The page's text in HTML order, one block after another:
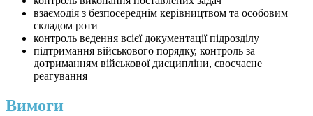
взаємодія з безпосереднім керівництвом та особовим
складом роти
контроль ведення всієї документації підрозділу
підтримання військового порядку, контроль за
дотриманням військової дисципліни, своєчасне
реагування
Вимоги